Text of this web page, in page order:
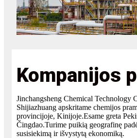
Kompanijos
Jinchangsheng Chemical Technology
Shijiazhuang apskritame chemijos
provincijoje, Kinijoje.Esame greta
Čingdao.Turime puikią geografinę
susisiekimą ir išvystytą ekonomiką.